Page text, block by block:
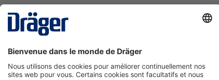
La technologie
Nous contacter